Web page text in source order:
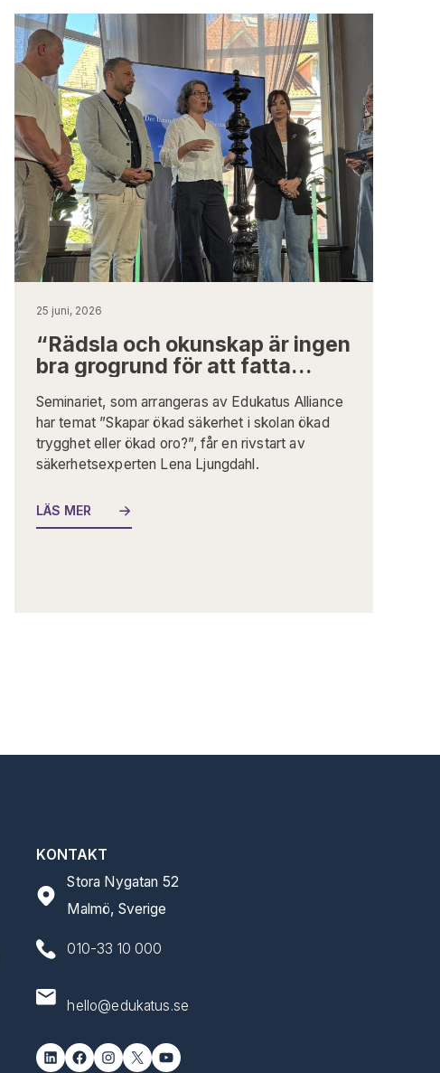
25 juni, 2026
“Rädsla och okunskap är ingen
bra grogrund för att fatta
Seminariet, som arrangeras av Edukatus Alliance
har temat ”Skapar ökad säkerhet i skolan ökad
trygghet eller ökad oro?”, får en rivstart av
säkerhetsexperten Lena Ljungdahl.
LÄS MER
KONTAKT
Stora Nygatan 52
Malmö, Sverige
010-33 10 000
hello@edukatus.se
LinkedIn Facebook Instagram X YouTube